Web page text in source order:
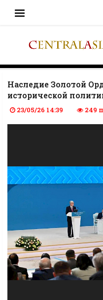
Наследие Золотой
исторической
23/05/26 14:39 249